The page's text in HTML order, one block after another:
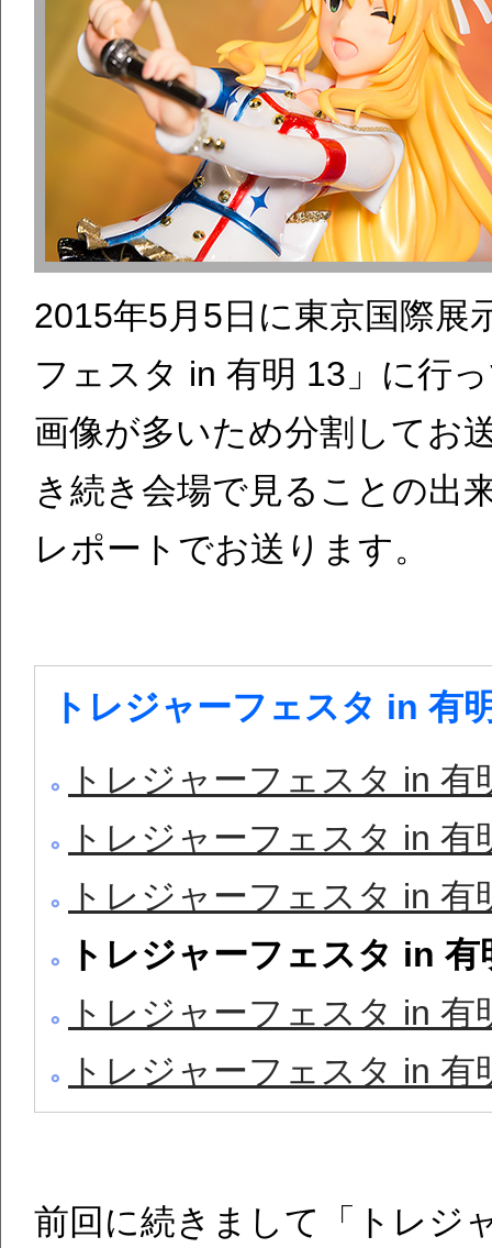
2015年5月5日に東京国際展
フェスタ in 有明 13」に行
画像が多いため分割してお
き続き会場で見ることの出
レポートでお送ります。
トレジャーフェスタ in 有
トレジャーフェスタ in
トレジャーフェスタ in
トレジャーフェスタ in
トレジャーフェスタ in
トレジャーフェスタ in
トレジャーフェスタ in
前回に続きまして「トレジ